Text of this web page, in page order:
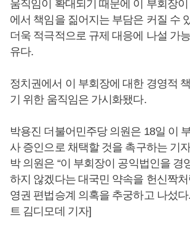
움직임이 확대되기 때문에 이 부회장
에서 책임을 짊어지는 부담은 커질 수
더욱 적극적으로 규제 대응에 나설 가
유다.
정치권에서 이 부회장에 대한 경영적
기 위한 움직임은 가시화됐다.
박용진 더불어민주당 의원은 18일 이
사 증인으로 채택할 것을 촉구하는 기
박 의원은 “이 부회장이 공익법인을 경
하지 않겠다는 대국민 약속을 헌신짝처
영권 편법승계 의혹을 추궁하고 나섰
트 김디모데 기자]